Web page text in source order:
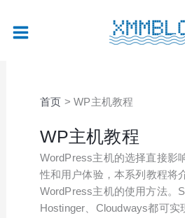
首页 WP主机教程
WP主机教程
WordPress主机的选择直接影
性和用户体验，本系列教程将
WordPress主机的使用方法。
Hostinger、Cloudways都可实